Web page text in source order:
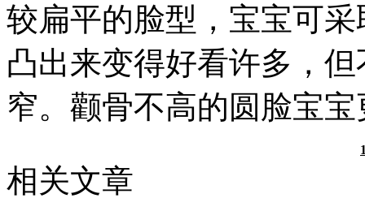
较扁平的脸型，宝宝可
凸出来变得好看许多，
窄。颧骨不高的圆脸宝
相关文章